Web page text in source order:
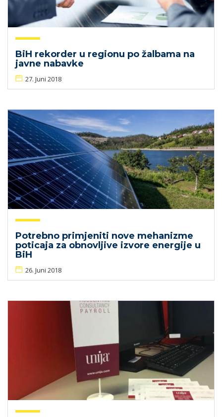
BiH rekorder u regionu po žalbama na
javne nabavke
27. Juni 2018
Potrebno primjeniti nove mehanizme
poticaja za obnovljive izvore energije u
BiH
26. Juni 2018